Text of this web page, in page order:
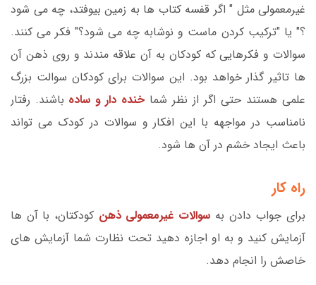
غیرمعمولی مثل " اگر قفسه کتاب ها به زمین بیوفتد، چه می شود
؟" یا "ترکیب کردن ماست و نوشابه چه می شود؟" فکر می کنند.
سوالات و فکرهایی که کودکان به آن علاقه مندند و روی ذهن آن
ها تاثیر گذار خواهد بود. این سوالات برای کودکان سوالت بزرگ
علمی هستند حتی اگر از نظر شما خنده دار و ساده باشند. رفتار
نامناسب در مواجهه با این افکار و سوالات در کودک می تواند
باعث ایجاد خشم در آن ها شود.
راه کار
برای جواب دادن به سوالات غیرمعمولی ذهن کودکتان، با آن ها
آزمایش کنید و به او اجازه دهید تحت نظارت شما آزمایش های
خاصش را انجام دهد.